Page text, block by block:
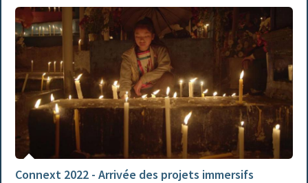
Connext 2022 - Arrivée des projets immersifs